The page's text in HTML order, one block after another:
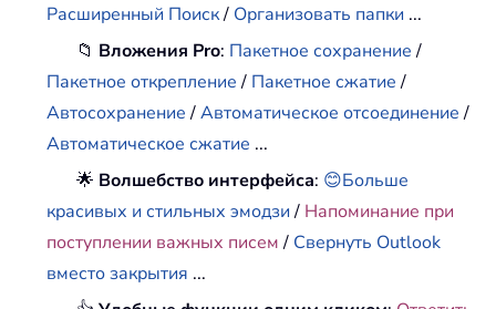
Расширенный Поиск/ Организовать папки ...
📁 Вложения Pro: Пакетное сохранение/
Пакетное открепление/ Пакетное сжатие/
Автосохранение/Автоматическое отсоединение/
Автоматическое сжатие ...
🌟 Волшебство интерфейса: 😊Больше
красивых и стильных эмодзи/ Напоминание при
поступлении важных писем/ Свернуть Outlook
вместо закрытия ...